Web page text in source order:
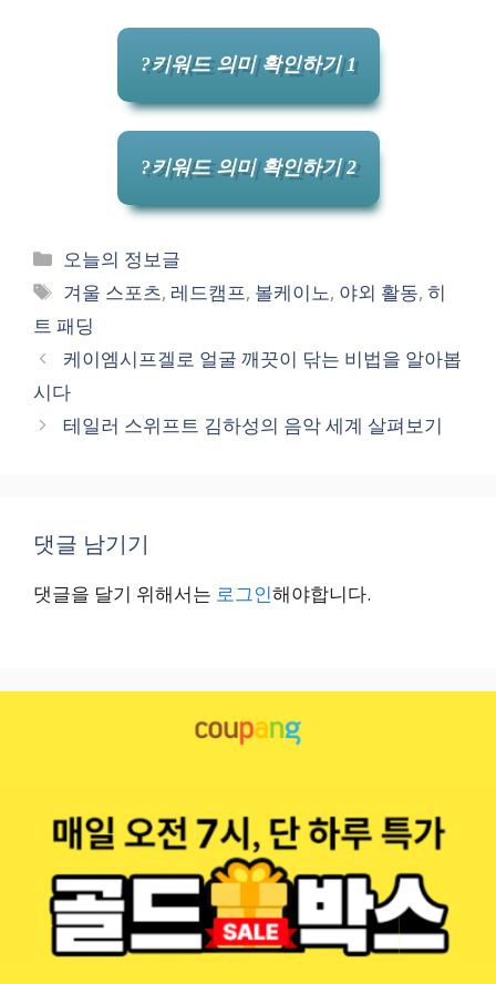
?키워드 의미 확인하기 1
?키워드 의미 확인하기 2
카
테
고
리
오늘의 정보글
태
그
겨울 스포츠, 레드캠프, 볼케이노, 야외 활동,히
트 패딩
케이엠시프겔로 얼굴 깨끗이 닦는 비법을 알아봅
시다
테일러 스위프트 김하성의 음악 세계 살펴보기
댓글 남기기
댓글을 달기 위해서는 로그인해야합니다.